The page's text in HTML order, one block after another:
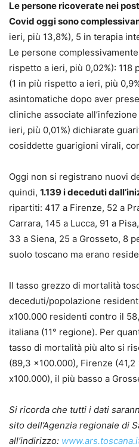
Le persone ricoverate nei
Covid oggi sono
ieri, più 13,8%), 5 in terapia
Le persone
rispetto a ieri, più 0,02%):
(1 in più rispetto a ieri, più
asintomatiche dopo aver
cliniche associate
ieri, più 0,01%) dichiarate
cosiddette guarigioni virali,
Oggi non si registrano nuovi
quindi, 1.139 i deceduti
ripartiti: 417 a Firenze, 52 a
Carrara, 145 a Lucca, 91 a
33 a Siena, 25 a Grosseto, 8
suolo toscano ma erano
Il tasso grezzo di mortalità
deceduti/popolazione
x100.000 residenti contro il
italiana (11° regione). Per
tasso di mortalità più alto si
(89,3 x100.000), Firenze
x100.000), il più basso a
Si ricorda che tutti i dati
sito dell’Agenzia regionale di
all’indirizzo: